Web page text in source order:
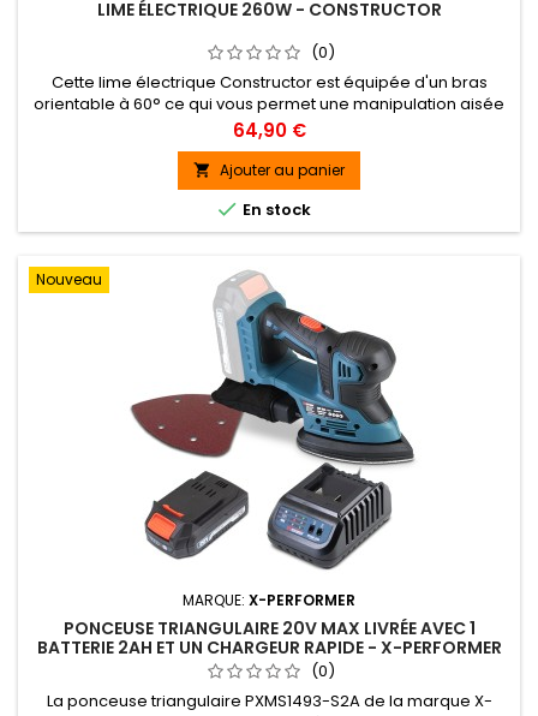
LIME ÉLECTRIQUE 260W - CONSTRUCTOR
(0)
Cette lime électrique Constructor est équipée d'un bras
orientable à 60° ce qui vous permet une manipulation aisée
et un travail précis même dans des endroits moins
accessibles.Cette machine est équipée d'un systême de
changement rapide de la bande abrasive, d'une vitesse
variable qui vous permettra de vous adapter au matériau à
travailler et d'un...
Prix
64,90 €
 Ajouter au panier
 En stock
Nouveau
MARQUE: X-PERFORMER
PONCEUSE TRIANGULAIRE 20V MAX LIVRÉE AVEC 1
BATTERIE 2AH ET UN CHARGEUR RAPIDE - X-PERFORMER
(0)
La ponceuse triangulaire PXMS1493-S2A de la marque X-